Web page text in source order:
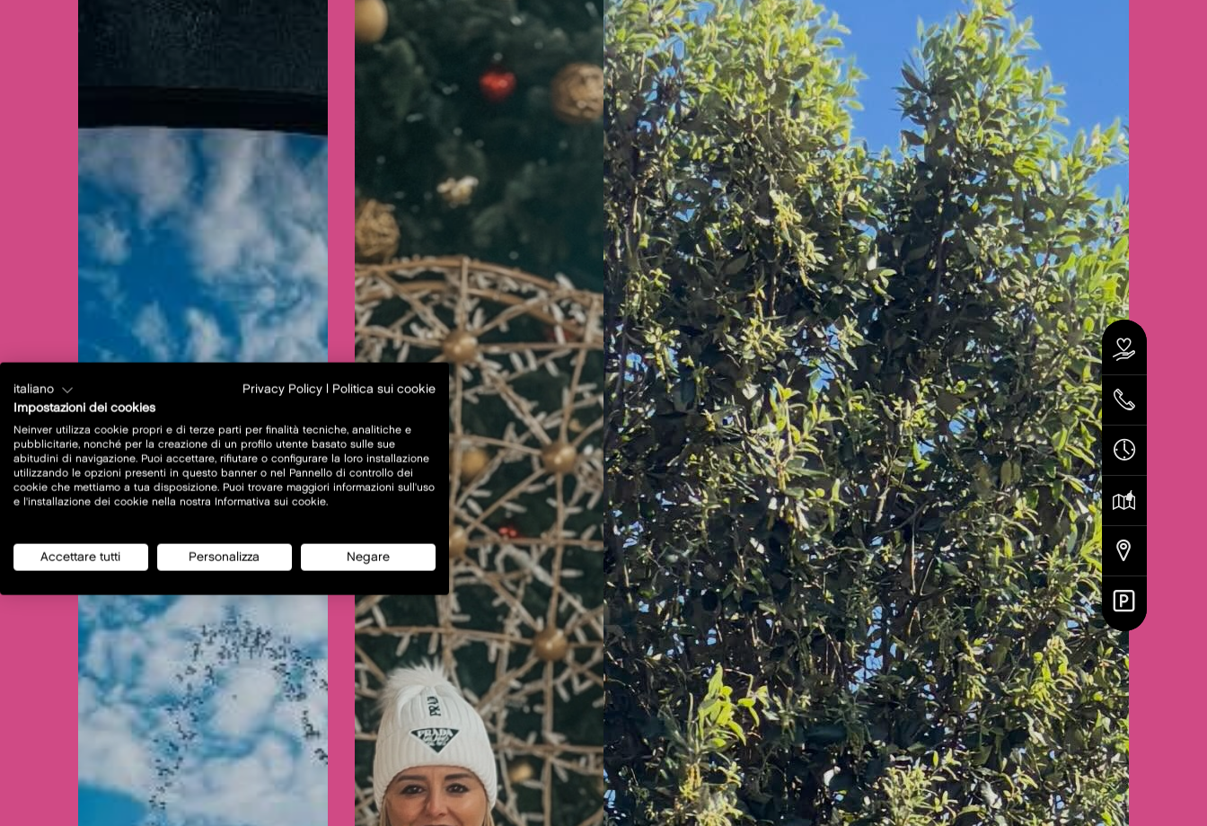
italiano Privacy Policy
Politica sui cookie
Impostazioni dei cookies
Neinver utilizza cookie propri e di terze parti per finalità tecniche, analitiche e
pubblicitarie, nonché per la creazione di un profilo utente basato sulle sue
abitudini di navigazione. Puoi accettare, rifiutare o configurare la loro installazione
utilizzando le opzioni presenti in questo banner o nel Pannello di controllo dei
cookie che mettiamo a tua disposizione. Puoi trovare maggiori informazioni sull'uso
e l'installazione dei cookie nella nostra Informativa sui cookie.
Accettare tutti Personalizza Negare